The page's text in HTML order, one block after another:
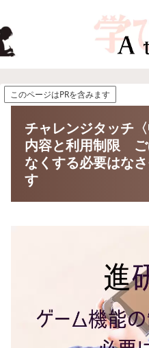
このページはPRを含みます
チャレンジタッチ
内容と利用制限 ご
なくする必要はな
す